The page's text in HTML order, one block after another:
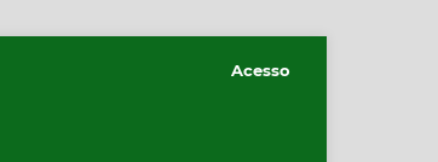
Acesso